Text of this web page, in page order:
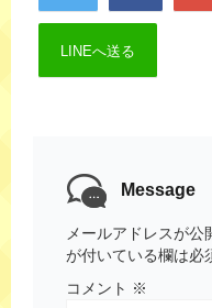
LINEへ送る
Message
メールアドレスが公
が付いている欄は必
コメント ※